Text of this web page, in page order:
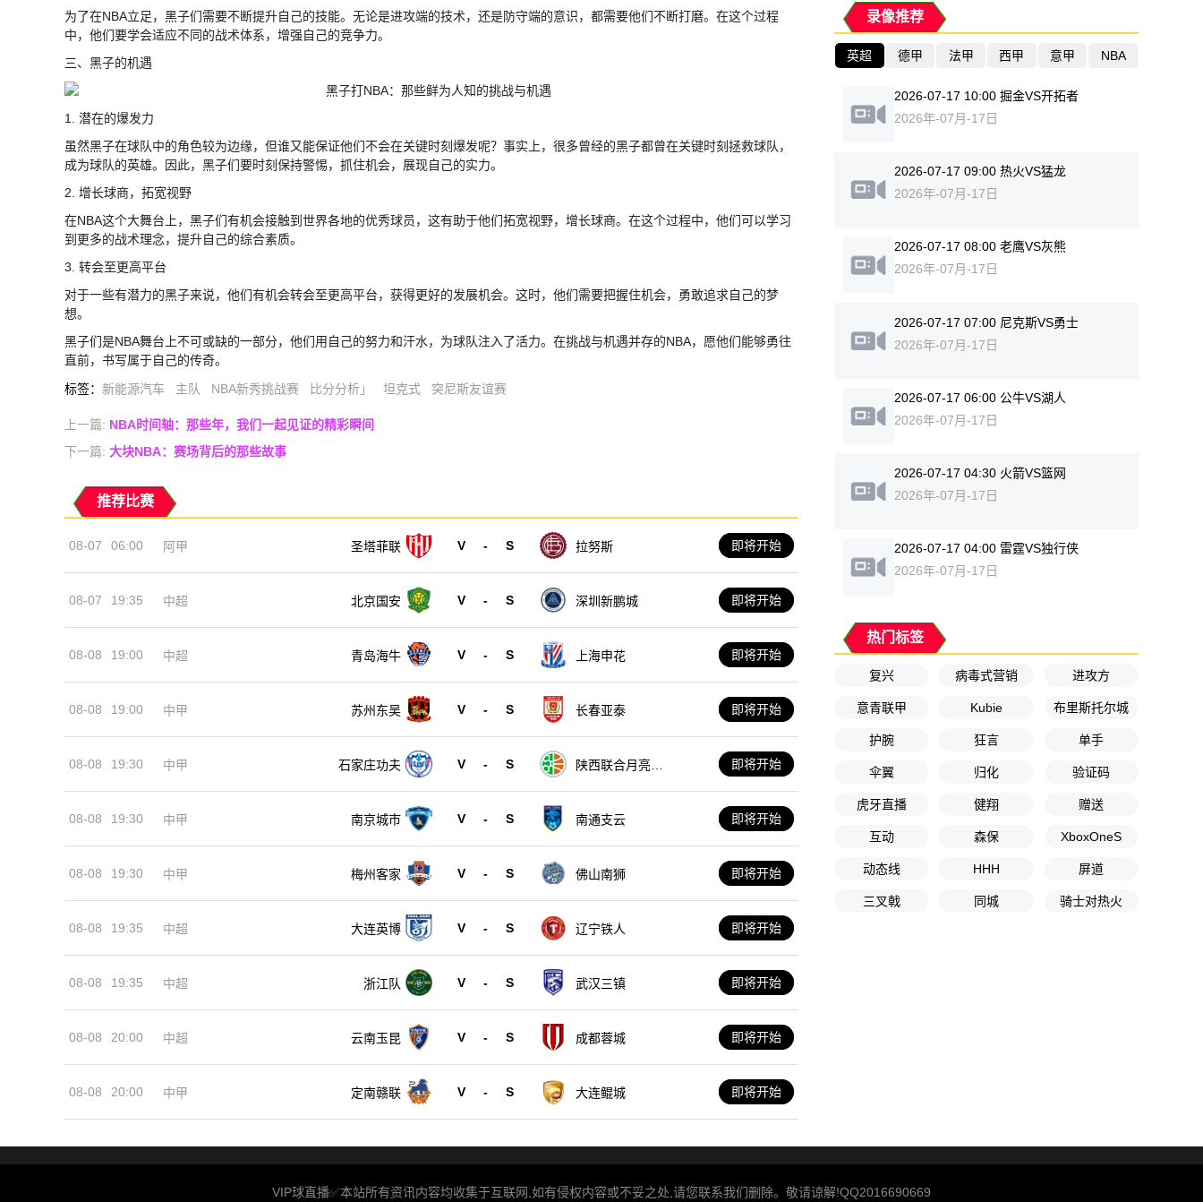
为了在NBA立足，黑子们需要不断提升自己的技能。无论是进攻端的技术，还是防守端的意识，都需要他们不断打磨。在这个过程
中，他们要学会适应不同的战术体系，增强自己的竞争力。
三、黑子的机遇
1. 潜在的爆发力
虽然黑子在球队中的角色较为边缘，但谁又能保证他们不会在关键时刻爆发呢？事实上，很多曾经的黑子都曾在关键时刻拯救球队，
成为球队的英雄。因此，黑子们要时刻保持警惕，抓住机会，展现自己的实力。
2. 增长球商，拓宽视野
在NBA这个大舞台上，黑子们有机会接触到世界各地的优秀球员，这有助于他们拓宽视野，增长球商。在这个过程中，他们可以学习
到更多的战术理念，提升自己的综合素质。
3. 转会至更高平台
对于一些有潜力的黑子来说，他们有机会转会至更高平台，获得更好的发展机会。这时，他们需要把握住机会，勇敢追求自己的梦
想。
黑子们是NBA舞台上不可或缺的一部分，他们用自己的努力和汗水，为球队注入了活力。在挑战与机遇并存的NBA，愿他们能够勇往
直前，书写属于自己的传奇。
标签： 新能源汽车 主队 NBA新秀挑战赛 比分分析」 坦克式 突尼斯友谊赛
上一篇: NBA时间轴：那些年，我们一起见证的精彩瞬间
下一篇: 大块NBA：赛场背后的那些故事
推荐比赛
08-07 06:00 阿甲 圣塔菲联 V - S 拉努斯 即将开始
08-07 19:35 中超 北京国安 V - S 深圳新鹏城 即将开始
08-08 19:00 中超 青岛海牛 V - S 上海申花 即将开始
08-08 19:00 中甲 苏州东吴 V - S 长春亚泰 即将开始
08-08 19:30 中甲 石家庄功夫 V - S
陕西联合月亮泊
即将开始
08-08 19:30 中甲 南京城市 V - S 南通支云 即将开始
08-08 19:30 中甲 梅州客家 V - S 佛山南狮 即将开始
08-08 19:35 中超 大连英博 V - S 辽宁铁人 即将开始
08-08 19:35 中超 浙江队 V - S 武汉三镇 即将开始
08-08 20:00 中超 云南玉昆 V - S 成都蓉城 即将开始
08-08 20:00 中甲 定南赣联 V - S 大连鲲城 即将开始
录像推荐
英超 德甲 法甲 西甲 意甲 NBA
2026-07-17 10:00 掘金VS开拓者
2026年-07月-17日
2026-07-17 09:00 热火VS猛龙
2026年-07月-17日
2026-07-17 08:00 老鹰VS灰熊
2026年-07月-17日
2026-07-17 07:00 尼克斯VS勇士
2026年-07月-17日
2026-07-17 06:00 公牛VS湖人
2026年-07月-17日
2026-07-17 04:30 火箭VS篮网
2026年-07月-17日
2026-07-17 04:00 雷霆VS独行侠
2026年-07月-17日
热门标签
复兴 病毒式营销 进攻方
意青联甲 Kubie 布里斯托尔城
护腕 狂言 单手
伞翼 归化 验证码
虎牙直播 健翔 赠送
互动 森保 XboxOneS
动态线 HHH 屏道
三叉戟 同城 骑士对热火
VIP球直播✅本站所有资讯内容均收集于互联网,如有侵权内容或不妥之处,请您联系我们删除。敬请谅解!QQ2016690669